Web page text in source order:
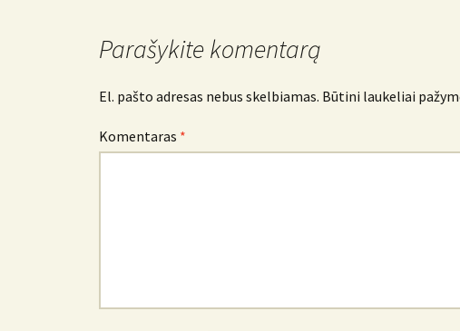
Parašykite komentarą
El. pašto adresas nebus skelbiamas. Būtini laukeliai
Komentaras *